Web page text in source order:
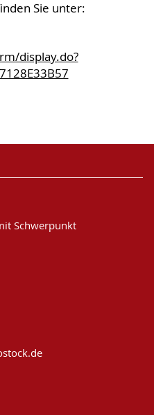
Sie unter:
display.do?
Schwerpunkt